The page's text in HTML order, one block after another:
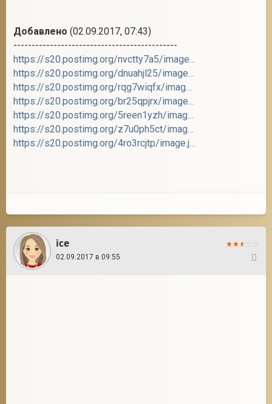
Добавлено (02.09.2017, 07:43)
---------------------------------------------
https://s20.postimg.org/nvctty7a5/image.jpg
https://s20.postimg.org/dnuahjl25/image.jpg
https://s20.postimg.org/rqg7wiqfx/image.jpg
https://s20.postimg.org/br25qpjrx/image.jpg
https://s20.postimg.org/5reen1yzh/image.jpg
https://s20.postimg.org/z7u0ph5ct/image.jpg
https://s20.postimg.org/4ro3rcjtp/image.jpg
ice
02.09.2017 в 09:55